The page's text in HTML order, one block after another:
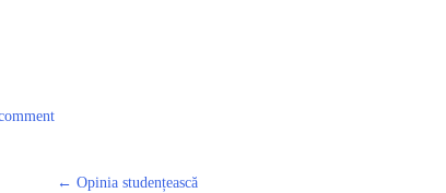
← Opinia studențească